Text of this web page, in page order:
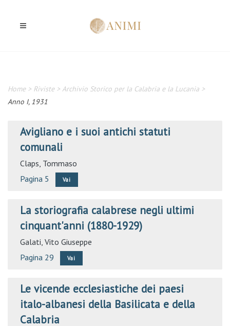
Home> Riviste> Archivio Storico per la Calabria e la Lucania >
Anno I, 1931
Avigliano e i suoi antichi statuti
comunali
Claps, Tommaso
Pagina 5
Vai
La storiografia calabrese negli ultimi
cinquant'anni (1880-1929)
Galati, Vito Giuseppe
Pagina 29
Vai
Le vicende ecclesiastiche dei paesi
italo-albanesi della Basilicata e della
Calabria